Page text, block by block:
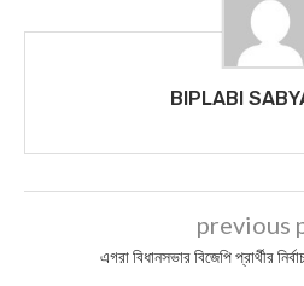
BIPLABI
previous
এগরা বিধানসভার বিজেপি প্রার্থীর